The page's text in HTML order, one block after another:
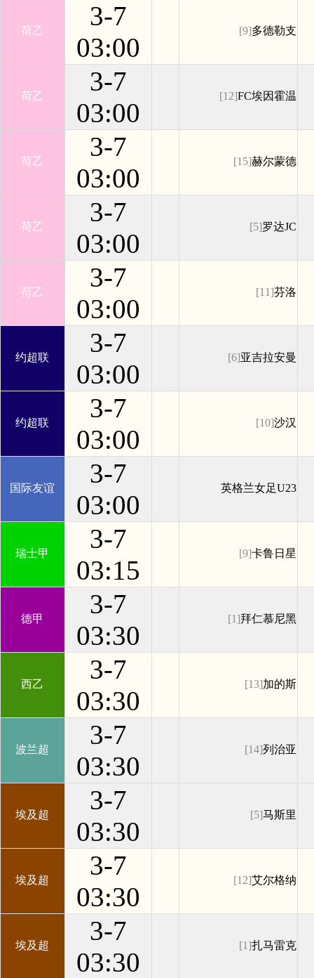
荷乙
3-7
03:00
[9]多德勒支
荷乙
3-7
03:00
[12]FC埃因霍温
荷乙
3-7
03:00
[15]赫尔蒙德
荷乙
3-7
03:00
[5]罗达JC
荷乙
3-7
03:00
[11]芬洛
约超联
3-7
03:00
[6]亚吉拉安曼
约超联
3-7
03:00
[10]沙汉
国际友谊
3-7
03:00
英格兰女足U23
瑞士甲
3-7
03:15
[9]卡鲁日星
德甲
3-7
03:30
[1]拜仁慕尼黑
西乙
3-7
03:30
[13]加的斯
波兰超
3-7
03:30
[14]列治亚
埃及超
3-7
03:30
[5]马斯里
埃及超
3-7
03:30
[12]艾尔格纳
埃及超
3-7
03:30
[1]扎马雷克